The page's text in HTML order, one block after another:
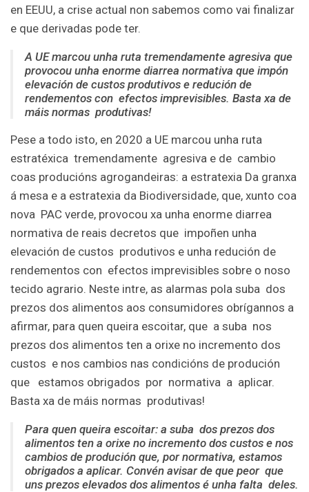
en EEUU, a crise actual non sabemos como vai finalizar
e que derivadas pode ter.
A UE marcou unha ruta tremendamente agresiva que
provocou unha enorme diarrea normativa que impón
elevación de custos produtivos e redución de
rendementos con efectos imprevisibles. Basta xa de
máis normas produtivas!
Pese a todo isto, en 2020 a UE marcou unha ruta
estratéxica tremendamente agresiva e de cambio
coas producións agrogandeiras: a estratexia Da granxa
á mesa e a estratexia da Biodiversidade, que, xunto coa
nova PAC verde, provocou xa unha enorme diarrea
normativa de reais decretos que impoñen unha
elevación de custos produtivos e unha redución de
rendementos con efectos imprevisibles sobre o noso
tecido agrario. Neste intre, as alarmas pola suba dos
prezos dos alimentos aos consumidores obrígannos a
afirmar, para quen queira escoitar, que a suba nos
prezos dos alimentos ten a orixe no incremento dos
custos e nos cambios nas condicións de produción
que estamos obrigados por normativa a aplicar.
Basta xa de máis normas produtivas!
Para quen queira escoitar: a suba dos prezos dos
alimentos ten a orixe no incremento dos custos e nos
cambios de produción que, por normativa, estamos
obrigados a aplicar. Convén avisar de que peor que
uns prezos elevados dos alimentos é unha falta deles.